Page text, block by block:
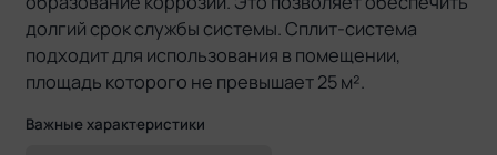
долгий срок службы системы. Сплит-система
подходит для использования в помещении,
площадь которого не превышает 25 м².
Важные характеристики